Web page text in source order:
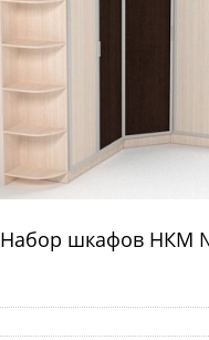
Набор шкафов НКМ